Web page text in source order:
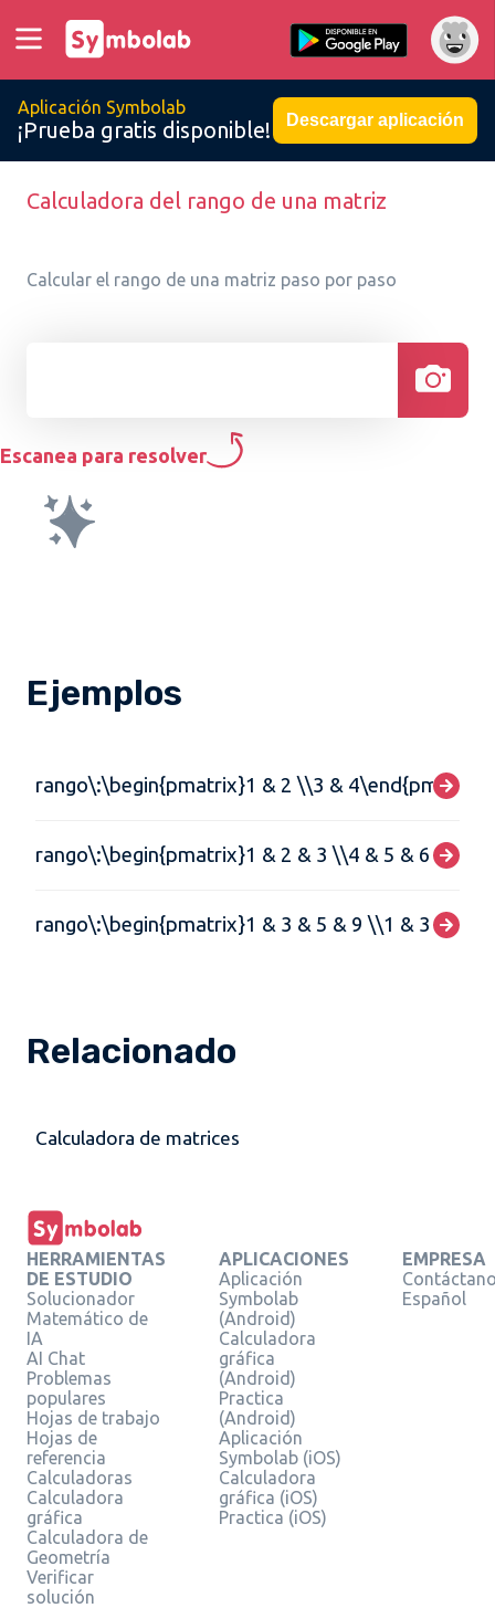
Aplicación Symbolab
¡Prueba gratis disponible! Descargar aplicación
Calculadora del rango de una matriz
Calcular el rango de una matriz paso por paso
Escanea para resolver
Ejemplos
rango\:\begin{pmatrix}1 & 2 \\3 & 4\end{pmatrix}
rango\:\begin{pmatrix}1 & 2 & 3 \\4 & 5 & 6 \\7 &
rango\:\begin{pmatrix}1 & 3 & 5 & 9 \\1 & 3 & 1
Relacionado
Calculadora de matrices
HERRAMIENTAS
DE ESTUDIO
Solucionador
Matemático de
IA
AI Chat
Problemas
populares
Hojas de trabajo
Hojas de
referencia
Calculadoras
Calculadora
gráfica
Calculadora de
Geometría
Verificar
solución
APLICACIONES
Aplicación
Symbolab
(Android)
Calculadora
gráfica
(Android)
Practica
(Android)
Aplicación
Symbolab (iOS)
Calculadora
gráfica (iOS)
Practica (iOS)
EMPRESA
Español